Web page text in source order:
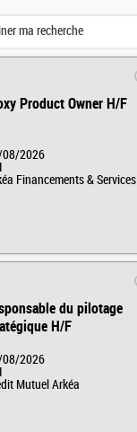
Product Owner H/F
2026
Financements & Services
du pilotage
H/F
2026
Mutuel Arkéa
ma recherche